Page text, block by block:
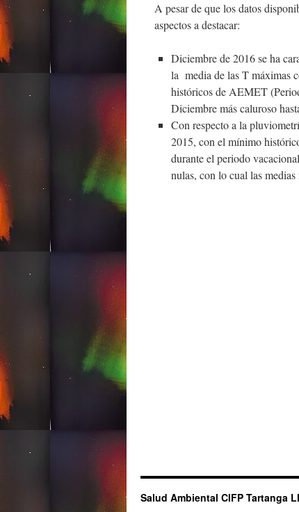
A pesar de que los datos
aspectos a destacar:
Diciembre de 2016 se ha
la media de las T máximas
históricos de AEMET
Diciembre más caluroso
Con respecto a la
2015, con el mínimo
durante el periodo
nulas, con lo cual las
Salud Ambiental CIFP Tartanga